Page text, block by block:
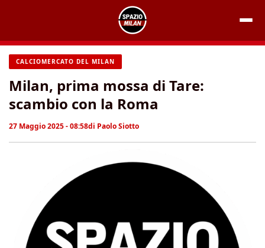
contenuto
CALCIOMERCATO DEL MILAN
Milan, prima mossa di Tare:
scambio con la Roma
27 Maggio 2025 - 08:58di Paolo Siotto